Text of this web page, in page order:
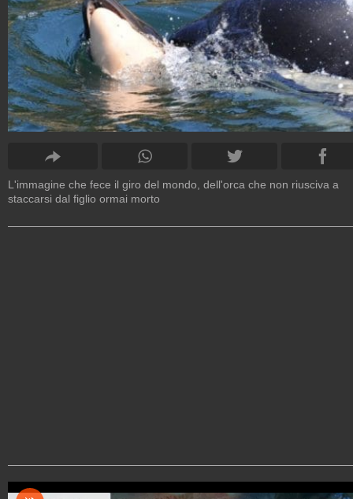
L'immagine che fece il giro del mondo, dell'orca che non riusciva a
staccarsi dal figlio ormai morto